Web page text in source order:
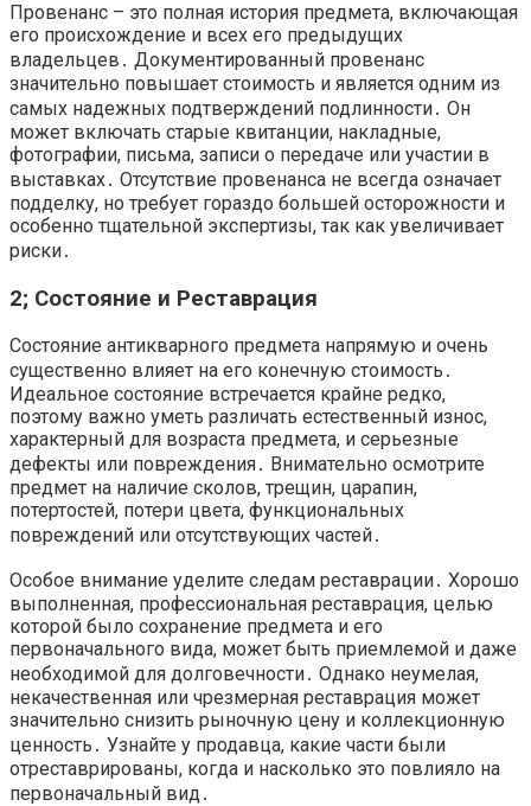
Провенанс – это полная история предмета, включающая
его происхождение и всех его предыдущих
владельцев․ Документированный провенанс
значительно повышает стоимость и является одним из
самых надежных подтверждений подлинности․ Он
может включать старые квитанции, накладные,
фотографии, письма, записи о передаче или участии в
выставках․ Отсутствие провенанса не всегда означает
подделку, но требует гораздо большей осторожности и
особенно тщательной экспертизы, так как увеличивает
риски․
2; Состояние и Реставрация
Состояние антикварного предмета напрямую и очень
существенно влияет на его конечную стоимость․
Идеальное состояние встречается крайне редко,
поэтому важно уметь различать естественный износ,
характерный для возраста предмета, и серьезные
дефекты или повреждения․ Внимательно осмотрите
предмет на наличие сколов, трещин, царапин,
потертостей, потери цвета, функциональных
повреждений или отсутствующих частей․
Особое внимание уделите следам реставрации․ Хорошо
выполненная, профессиональная реставрация, целью
которой было сохранение предмета и его
первоначального вида, может быть приемлемой и даже
необходимой для долговечности․ Однако неумелая,
некачественная или чрезмерная реставрация может
значительно снизить рыночную цену и коллекционную
ценность․ Узнайте у продавца, какие части были
отреставрированы, когда и насколько это повлияло на
первоначальный вид․